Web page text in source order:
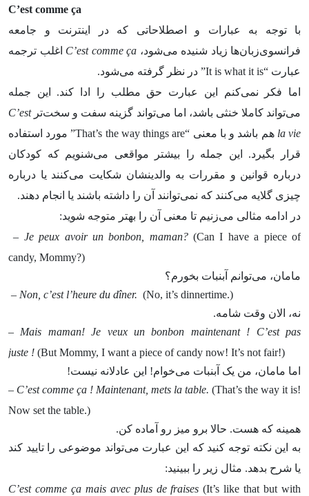
C’est comme ça
با توجه به عبارات و اصطلاحاتی که در اینترنت و جامعه
فرانسوی‌زبان‌ها زیاد شنیده می‌شود، C’est comme ça اغلب ترجمه
عبارت “It is what it is” در نظر گرفته می‌شود.
اما فکر نمی‌کنم این عبارت حق مطلب را ادا کند. این جمله
می‌تواند کاملا خنثی باشد، اما می‌تواند گزینه سفت و سخت‌ترC’est
la vie
هم باشد و با معنی “That’s the way things are” مورد استفاده
قرار بگیرد. این جمله را بیشتر مواقعی می‌شنویم که کودکان
درباره قوانین و مقررات به والدینشان شکایت می‌کنند یا درباره
چیزی گلایه می‌کنند که نمی‌توانند آن را داشته باشند یا انجام دهند.
در ادامه مثالی می‌زنیم تا معنی آن را بهتر متوجه شوید:
– Je peux avoir un bonbon, maman?(Can I have a piece of
candy, Mommy?)
مامان، می‌توانم آبنبات بخورم؟
– Non, c’est l’heure du dîner. (No, it’s dinnertime.)
نه، الان وقت شامه.
– Mais maman! Je veux un bonbon maintenant ! C’est pas
juste ! (But Mommy, I want a piece of candy now! It’s not fair!)
اما مامان، من یک آبنبات می‌خوام! این عادلانه نیست!
– C’est comme ça ! Maintenant, mets la table. (That’s the way it is!
Now set the table.)
همینه که هست. حالا برو میز رو آماده کن.
به این نکته توجه کنید که این عبارت می‌تواند موضوعی را تایید کند
یا شرح بدهد. مثال زیر را ببینید:
C’est comme ça mais avec plus de fraises(It’s like that but with